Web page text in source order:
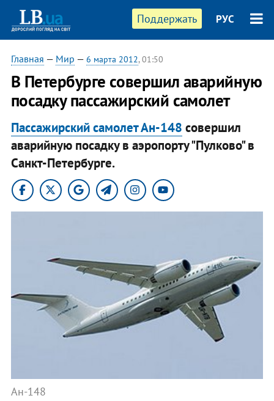
Поддержать РУС
Главная — Мир — 6 марта 2012, 01:50
В Петербурге совершил аварийную
посадку пассажирский самолет
Пассажирский самолет Ан-148 совершил
аварийную посадку в аэропорту "Пулково" в
Санкт-Петербурге.
Ан-148